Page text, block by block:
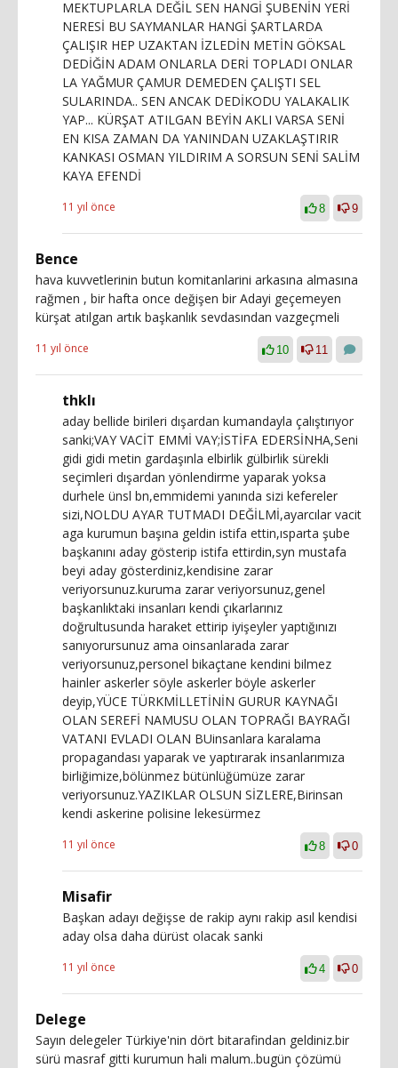
MEKTUPLARLA DEĞİL SEN HANGİ ŞUBENİN YERİ
NERESİ BU SAYMANLAR HANGİ ŞARTLARDA
ÇALIŞIR HEP UZAKTAN İZLEDİN METİN GÖKSAL
DEDİĞİN ADAM ONLARLA DERİ TOPLADI ONLAR
LA YAĞMUR ÇAMUR DEMEDEN ÇALIŞTI SEL
SULARINDA.. SEN ANCAK DEDİKODU YALAKALIK
YAP... KÜRŞAT ATILGAN BEYİN AKLI VARSA SENİ
EN KISA ZAMAN DA YANINDAN UZAKLAŞTIRIR
KANKASI OSMAN YILDIRIM A SORSUN SENİ SALİM
KAYA EFENDİ
11 yıl önce 8 9
Bence
hava kuvvetlerinin butun komitanlarini arkasına almasına
rağmen , bir hafta once değişen bir Adayi geçemeyen
kürşat atılgan artık başkanlık sevdasından vazgeçmeli
11 yıl önce 10 11
thklı
aday bellide birileri dışardan kumandayla çalıştırıyor
sanki;VAY VACİT EMMİ VAY;İSTİFA EDERSİNHA,Seni
gidi gidi metin gardaşınla elbirlik gülbirlik sürekli
seçimleri dışardan yönlendirme yaparak yoksa
durhele ünsl bn,emmidemi yanında sizi kefereler
sizi,NOLDU AYAR TUTMADI DEĞİLMİ,ayarcılar vacit
aga kurumun başına geldin istifa ettin,ısparta şube
başkanını aday gösterip istifa ettirdin,syn mustafa
beyi aday gösterdiniz,kendisine zarar
veriyorsunuz.kuruma zarar veriyorsunuz,genel
başkanlıktaki insanları kendi çıkarlarınız
doğrultusunda haraket ettirip iyişeyler yaptığınızı
sanıyorursunuz ama oinsanlarada zarar
veriyorsunuz,personel bikaçtane kendini bilmez
hainler askerler söyle askerler böyle askerler
deyip,YÜCE TÜRKMİLLETİNİN GURUR KAYNAĞI
OLAN SEREFİ NAMUSU OLAN TOPRAĞI BAYRAĞI
VATANI EVLADI OLAN BUinsanlara karalama
propagandası yaparak ve yaptırarak insanlarımıza
birliğimize,bölünmez bütünlüğümüze zarar
veriyorsunuz.YAZIKLAR OLSUN SİZLERE,Birinsan
kendi askerine polisine lekesürmez
11 yıl önce 8 0
Misafir
Başkan adayı değişse de rakip aynı rakip asıl kendisi
aday olsa daha dürüst olacak sanki
11 yıl önce 4 0
Delege
Sayın delegeler Türkiye'nin dört bitarafindan geldiniz.bir
sürü masraf gitti kurumun hali malum..bugün çözümü